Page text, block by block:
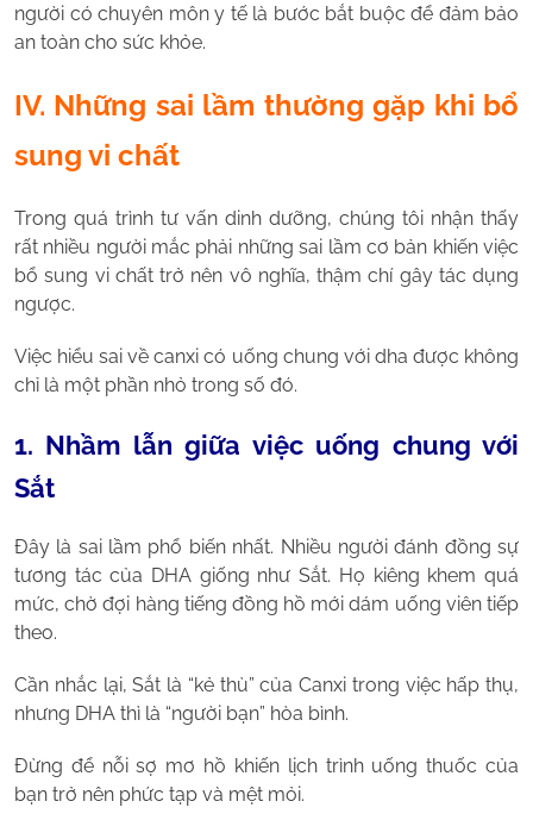
người có chuyên môn y tế là bước bắt buộc để đảm bảo
an toàn cho sức khỏe.
IV. Những sai lầm thường gặp khi bổ
sung vi chất
Trong quá trình tư vấn dinh dưỡng, chúng tôi nhận thấy
rất nhiều người mắc phải những sai lầm cơ bản khiến việc
bổ sung vi chất trở nên vô nghĩa, thậm chí gây tác dụng
ngược.
Việc hiểu sai về canxi có uống chung với dha được không
chỉ là một phần nhỏ trong số đó.
1. Nhầm lẫn giữa việc uống chung với
Sắt
Đây là sai lầm phổ biến nhất. Nhiều người đánh đồng sự
tương tác của DHA giống như Sắt. Họ kiêng khem quá
mức, chờ đợi hàng tiếng đồng hồ mới dám uống viên tiếp
theo.
Cần nhắc lại, Sắt là “kẻ thù” của Canxi trong việc hấp thụ,
nhưng DHA thì là “người bạn” hòa bình.
Đừng để nỗi sợ mơ hồ khiến lịch trình uống thuốc của
bạn trở nên phức tạp và mệt mỏi.